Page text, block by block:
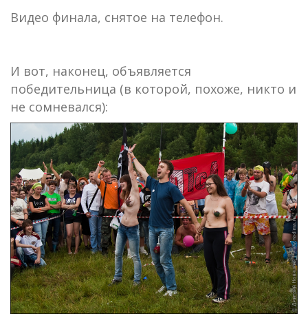
Видео финала, снятое на телефон.
И вот, наконец, объявляется
победительница (в которой, похоже, никто и
не сомневался):